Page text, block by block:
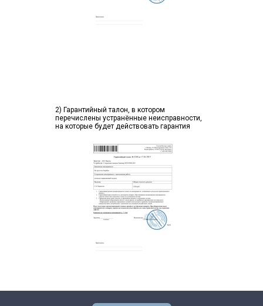
2) Гарантийный талон, в котором
перечислены устранённые неисправности,
на которые будет действовать гарантия